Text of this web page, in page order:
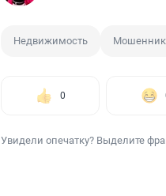
Недвижимость Мошенник
0
Увидели опечатку? Выделите